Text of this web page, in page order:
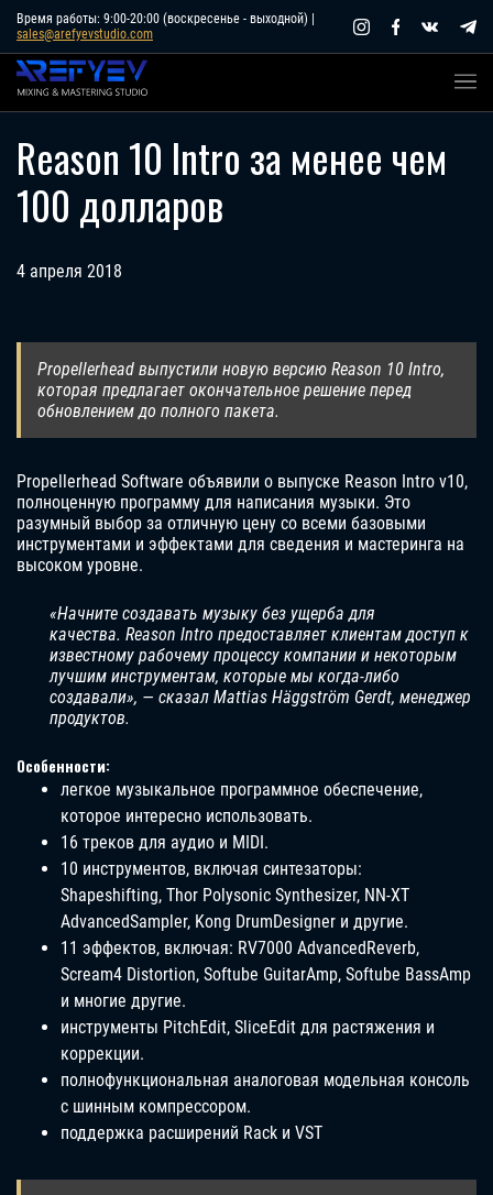
Skip
content
Время работы: 9:00-20:00 (воскресенье - выходной) |
sales@arefyevstudio.com
Reason 10 Intro за менее чем
100 долларов
4 апреля 2018
Propellerhead выпустили новую версию Reason 10 Intro,
которая предлагает окончательное решение перед
обновлением до полного пакета.
Propellerhead Software объявили о выпуске Reason Intro v10,
полноценную программу для написания музыки. Это
разумный выбор за отличную цену со всеми базовыми
инструментами и эффектами для сведения и мастеринга на
высоком уровне.
«Начните создавать музыку без ущерба для
качества. Reason Intro предоставляет клиентам доступ к
известному рабочему процессу компании и некоторым
лучшим инструментам, которые мы когда-либо
создавали», — сказал Mattias Häggström Gerdt, менеджер
продуктов.
Особенности:
легкое музыкальное программное обеспечение,
которое интересно использовать.
16 треков для аудио и MIDI.
10 инструментов, включая синтезаторы:
Shapeshifting, Thor Polysonic Synthesizer, NN-XT
AdvancedSampler, Kong DrumDesigner и другие.
11 эффектов, включая: RV7000 AdvancedReverb,
Scream4 Distortion, Softube GuitarAmp, Softube BassAmp
и многие другие.
инструменты PitchEdit, SliceEdit для растяжения и
коррекции.
полнофункциональная аналоговая модельная консоль
с шинным компрессором.
поддержка расширений Rack и VST